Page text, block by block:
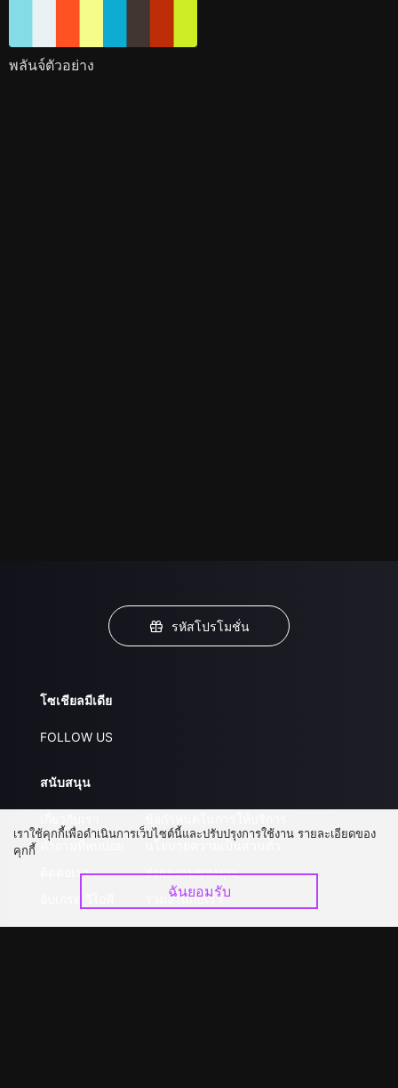
พลันจ์ตัวอย่าง
รหัสโปรโมชั่น
โซเชียลมีเดีย
FOLLOW US
สนับสนุน
คำถามที่พบบ่อย
ติดต่อเรา
นโยบายความเป็นส่วนตัว
ส่งผลงานของคุณ
ร่วมงานกับเรา
เราใช้คุกกี้เพื่อดำเนินการเว็บไซต์นี้และปรับปรุงการใช้งาน รายละเอียดของ
คุกกี้
ฉันยอมรับ